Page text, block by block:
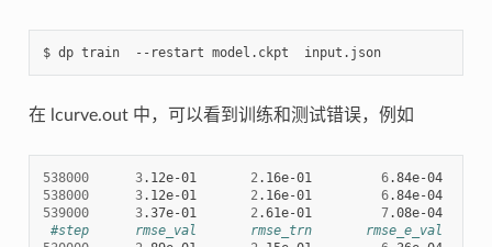
$ dp train  --restart model.ckpt  input.json
在 lcurve.out 中，可以看到训练和测试错误，例如
538000 3.12e-01 2.16e-01 6.84e-
538000
3.12e-01 2.16e-01 6.84e-
539000
3.37e-01 2.61e-01 7.08e-
#step      rmse_val       rmse_trn       rmse_e_val